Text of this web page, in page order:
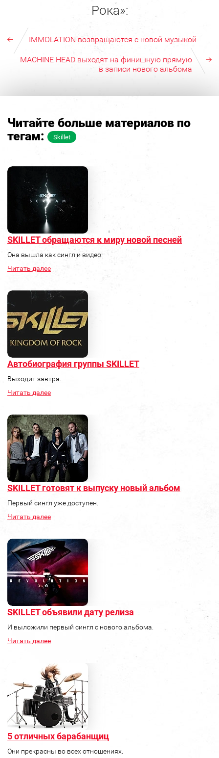
Рока»:
IMMOLATION возвращаются с новой музыкой
MACHINE HEAD выходят на финишную прямую
в записи нового альбома
Читайте больше материалов по
тегам:
Skillet
SKILLET обращаются к миру новой песней
Она вышла как сингл и видео.
Читать далее
Автобиография группы SKILLET
Выходит завтра.
Читать далее
SKILLET готовят к выпуску новый альбом
Первый сингл уже доступен.
Читать далее
SKILLET объявили дату релиза
И выложили первый сингл с нового альбома.
Читать далее
5 отличных барабанщиц
Они прекрасны во всех отношениях.